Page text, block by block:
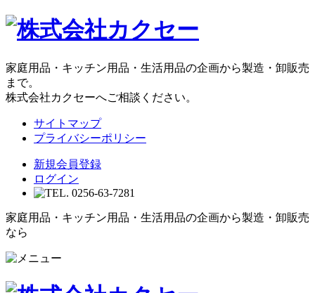
家庭用品・キッチン用品・生活用品の企画から製造・卸販売
まで。
株式会社カクセーへご相談ください。
サイトマップ
プライバシーポリシー
新規会員登録
ログイン
家庭用品・キッチン用品・生活用品の企画から製造・卸販売
なら